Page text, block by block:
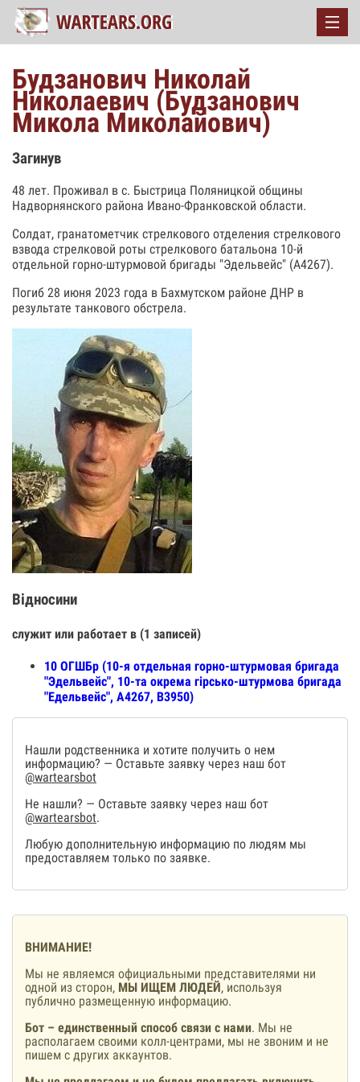
Будзанович Николай
Николаевич (Будзанович
Микола Миколайович)
Загинув
48 лет. Проживал в с. Быстрица Поляницкой общины
Надворнянского района Ивано-Франковской области.
Солдат, гранатометчик стрелкового отделения стрелкового
взвода стрелковой роты стрелкового батальона 10-й
отдельной горно-штурмовой бригады "Эдельвейс" (А4267).
Погиб 28 июня 2023 года в Бахмутском районе ДНР в
результате танкового обстрела.
Відносини
служит или работает в (1 записей)
10 ОГШБр (10-я отдельная горно-штурмовая бригада
"Эдельвейс", 10-та окрема гірсько-штурмова бригада
"Едельвейс", А4267, В3950)
Нашли родственника и хотите получить о нем
информацию? — Оставьте заявку через наш бот
@wartearsbot
Не нашли? — Оставьте заявку через наш бот
@wartearsbot.
Любую дополнительную информацию по людям мы
предоставляем только по заявке.
ВНИМАНИЕ!
Мы не являемся официальными представителями ни
одной из сторон, МЫ ИЩЕМ ЛЮДЕЙ, используя
публично размещенную информацию.
Бот – единственный способ связи с нами. Мы не
располагаем своими колл-центрами, мы не звоним и не
пишем с других аккаунтов.